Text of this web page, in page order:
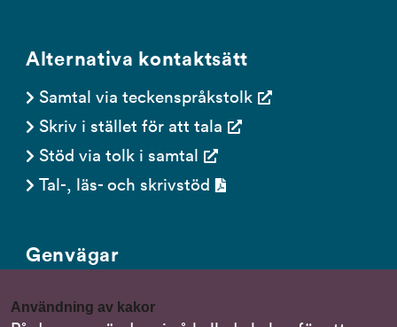
Användning av kakor
Alternativa kontaktsätt
Samtal via teckenspråkstolk
Skriv i stället för att tala
Stöd via tolk i samtal
Tal-, läs- och skrivstöd
Genvägar
Nationella minoritetsspråk